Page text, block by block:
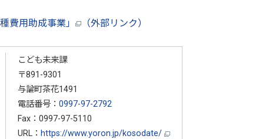
費用助成事業」
（外部リンク）
こども未来課
〒891-9301
与論町茶花1491
電話番号： 0997-97-2792
Fax：0997-97-5110
URL： https://www.yoron.jp/kosodate/